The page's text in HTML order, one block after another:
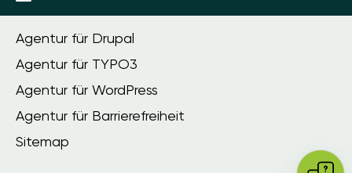
Agentur für Drupal
Agentur für TYPO3
Agentur für WordPress
Agentur für Barrierefreiheit
Sitemap